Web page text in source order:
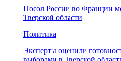
Посол России во Франции
Тверской области
Политика
Эксперты оценили
выборами в Тверской